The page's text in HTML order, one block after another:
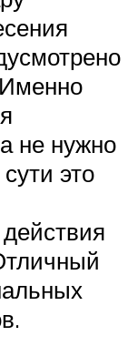
не нужно
это